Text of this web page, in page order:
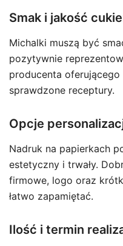
Smak i jakość
Michalki muszą być
pozytywnie
producenta oferującego
sprawdzone receptury.
Opcje
Nadruk na papierkach
estetyczny i trwały.
firmowe, logo oraz
łatwo zapamiętać.
Ilość i termin